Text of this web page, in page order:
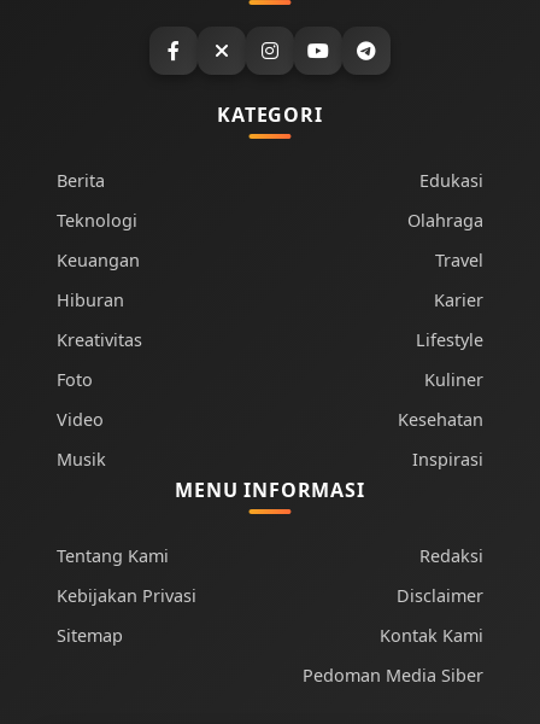
KATEGORI
Berita
Teknologi
Keuangan
Hiburan
Kreativitas
Foto
Video
Musik
Edukasi
Olahraga
Travel
Karier
Lifestyle
Kuliner
Kesehatan
Inspirasi
MENU INFORMASI
Tentang Kami
Kebijakan Privasi
Sitemap
Redaksi
Disclaimer
Kontak Kami
Pedoman Media Siber